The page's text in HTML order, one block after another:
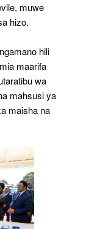
muwe
hizo.
hili
maarifa
wa
mahsusi ya
maisha na